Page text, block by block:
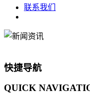
联系我们
快捷导航
QUICK